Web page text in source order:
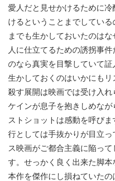
愛人だと見せかけるために
けるということまでしてい
までも生かしておいたのは
人に仕立てるための誘拐事
のなら真実を目撃していて
生かしておくのはいかにも
殺す展開は映画では受け入れ
ケインが息子を抱きしめな
ストショットは感動を呼び
行としては手抜かりが目立
ス映画がご都合主義に陥っ
す。せっかく良く出来た脚
本作を傑作にし損ねていたの